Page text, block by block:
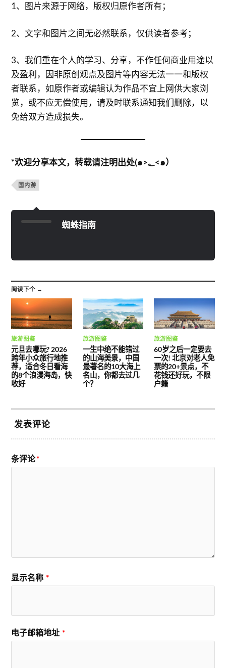
1、图片来源于网络，版权归原作者所有；
2、文字和图片之间无必然联系，仅供读者参考；
3、我们重在个人的学习、分享，不作任何商业用途以
及盈利，因非原创观点及图片等内容无法一一和版权
者联系，如原作者或编辑认为作品不宜上网供大家浏
览，或不应无偿使用，请及时联系通知我们删除，以
免给双方造成损失。
*欢迎分享本文，转载请注明出处(๑>؂<๑）
国内游
蜘蛛指南
阅读下个 →
旅游图鉴
元旦去哪玩? 2026
跨年小众旅行地推
荐，适合冬日看海
的8个浪漫海岛，快
收好
旅游图鉴
一生中绝不能错过
的山海美景，中国
最著名的10大海上
名山，你都去过几
个？
旅游图鉴
60岁之后一定要去
一次! 北京对老人免
票的20+景点，不
花钱还好玩，不限
户籍
发表评论
条评论*
显示名称 *
电子邮箱地址 *